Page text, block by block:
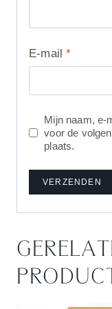
E-mail*
Mijn naam, e-
voor de
plaats.